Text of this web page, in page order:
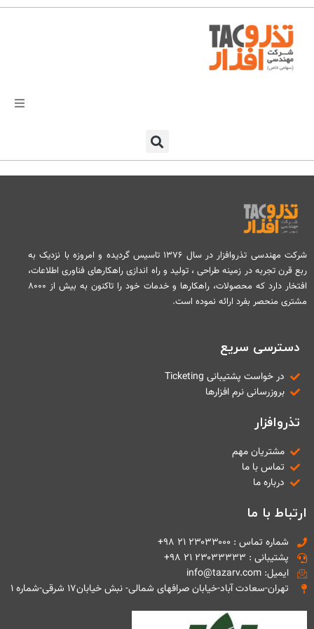
رفتن
راهکارهای تذروافزار در صنایع
دعوت به همکاری
درخواست دمو
شرکت مهندسی تذروافزار در سال ۱۳۷۶ تاسیس گردیده و امروزه با نزدیک به
ربع قرن تجربه در زمینه طراحی ، تولید و راه اندازی راهکارهای فناوری اطلاعات،
افتخار دارد که محصولات، راهکارها و خدمات خود را تاکنون به بیش از ۸۰۰۰
مشتری منحصر بفرد ارائه نموده است.
دسترسی سریع
در خواست پشتیبانی Ticketing
بروزرسانی نرم افزارها
تذروافزار
مشتریان مهم
تماس با ما
درباره ما
ارتباط با ما
شماره تماس : ۲۳۰۳۳۰۰۰ ۲۱ ۹۸+
پشتیبانی : ۲۳۰۳۳۳۳۳ ۲۱ ۹۸+
ایمیل: info@tazarv.com
تهران-سعادت آباد-خیابان صرافهای شمالی- نبش خیابان۱۷ شرقی-شماره ۱